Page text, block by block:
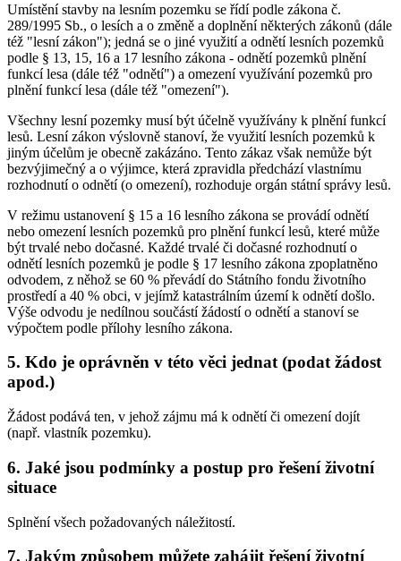
Umístění stavby na lesním pozemku se řídí podle zákona č.
289/1995 Sb., o lesích a o změně a doplnění některých zákonů (dále
též "lesní zákon"); jedná se o jiné využití a odnětí lesních pozemků
podle § 13, 15, 16 a 17 lesního zákona - odnětí pozemků plnění
funkcí lesa (dále též "odnětí") a omezení využívání pozemků pro
plnění funkcí lesa (dále též "omezení").
Všechny lesní pozemky musí být účelně využívány k plnění funkcí
lesů. Lesní zákon výslovně stanoví, že využití lesních pozemků k
jiným účelům je obecně zakázáno. Tento zákaz však nemůže být
bezvýjimečný a o výjimce, která zpravidla předchází vlastnímu
rozhodnutí o odnětí (o omezení), rozhoduje orgán státní správy lesů.
V režimu ustanovení § 15 a 16 lesního zákona se provádí odnětí
nebo omezení lesních pozemků pro plnění funkcí lesů, které může
být trvalé nebo dočasné. Každé trvalé či dočasné rozhodnutí o
odnětí lesních pozemků je podle § 17 lesního zákona zpoplatněno
odvodem, z něhož se 60 % převádí do Státního fondu životního
prostředí a 40 % obci, v jejímž katastrálním území k odnětí došlo.
Výše odvodu je nedílnou součástí žádostí o odnětí a stanoví se
výpočtem podle přílohy lesního zákona.
5. Kdo je oprávněn v této věci jednat (podat žádost
apod.)
Žádost podává ten, v jehož zájmu má k odnětí či omezení dojít
(např. vlastník pozemku).
6. Jaké jsou podmínky a postup pro řešení životní
situace
Splnění všech požadovaných náležitostí.
7. Jakým způsobem můžete zahájit řešení životní